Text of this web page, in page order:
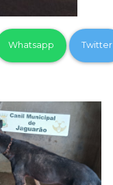
Whatsapp Twitter